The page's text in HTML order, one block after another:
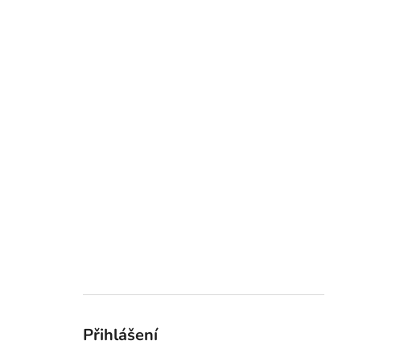
Přihlášení